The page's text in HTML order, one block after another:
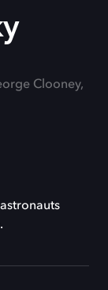
Clooney,